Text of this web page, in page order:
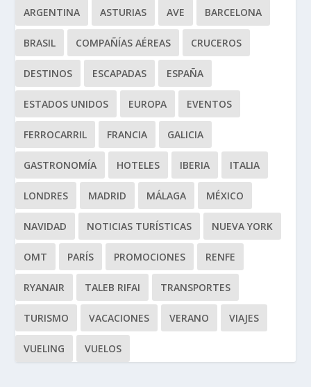
ARGENTINA ASTURIAS AVE BARCELONA
BRASIL COMPAÑÍAS AÉREAS CRUCEROS
DESTINOS ESCAPADAS ESPAÑA
ESTADOS UNIDOS EUROPA EVENTOS
FERROCARRIL FRANCIA GALICIA
GASTRONOMÍA HOTELES IBERIA ITALIA
LONDRES MADRID MÁLAGA MÉXICO
NAVIDAD NOTICIAS TURÍSTICAS NUEVA YORK
OMT PARÍS PROMOCIONES RENFE
RYANAIR TALEB RIFAI TRANSPORTES
TURISMO VACACIONES VERANO VIAJES
VUELING VUELOS